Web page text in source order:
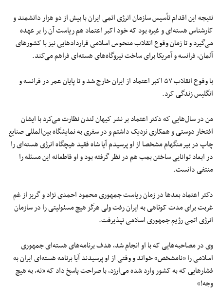
نتیجه این اقدام تأسیس سازمان انرژی اتمی ایران با بیش از دو هزار دانشمند و
کارشناس هسته‌ای و غیره بود که خود اکبر اعتماد هم ریاست آن را بر عهده
می‌گیرد و تا زمان وقوع انقلاب منحوس اسلامی قراردادهایی نیز با کشورهای
آلمان، فرانسه و آمریکا برای ساخت نیروگاه‌های هسته‌ای فراهم می‌کند.
با وقوع انقلاب ۵۷ اکبر اعتماد از ایران خارج شد و تا پایان عمر در فرانسه و
انگلیس زندگی کرد.
من در سال‌هایی که دکتر اعتماد بر نشر کیهان لندن نظارت می‌کرد با ایشان
افتخار دوستی و همکاری نزدیک داشتم و در سفری به نمایشگاه بین‌المللی صنایع
چاپ در بیرمنگهام مشخصا از او پرسیدم آیا شاه فقید هیچگاه انرژی هسته‌ای را
در ابعاد توانایی ساختن بمب هم در نظر گرفته بود و او قاطعانه این مسئله را
منتفی دانست.
دکتر اعتماد بعدها در زمان ریاست جمهوری محمود احمدی نژاد و گریز از غم
غربت برای مدت کوتاهی به ایران رفت ولی هرگز هیچ مسئولیتی را در سازمان
انرژی اتمی رژیم جمهوری اسلامی نپذیرفت.
وی در مصاحبه‌هایی که با او انجام شد، هدف برنامه‌های هسته‌ای جمهوری
اسلامی را «نامشخص» خواند و وقتی از او پرسیدند آیا برنامه هسته‌ای ایران به
فشارهایی که به کشور وارد شده می‌ارزد، با صراحت پاسخ داد که «نه، به هیچ
وجه!»